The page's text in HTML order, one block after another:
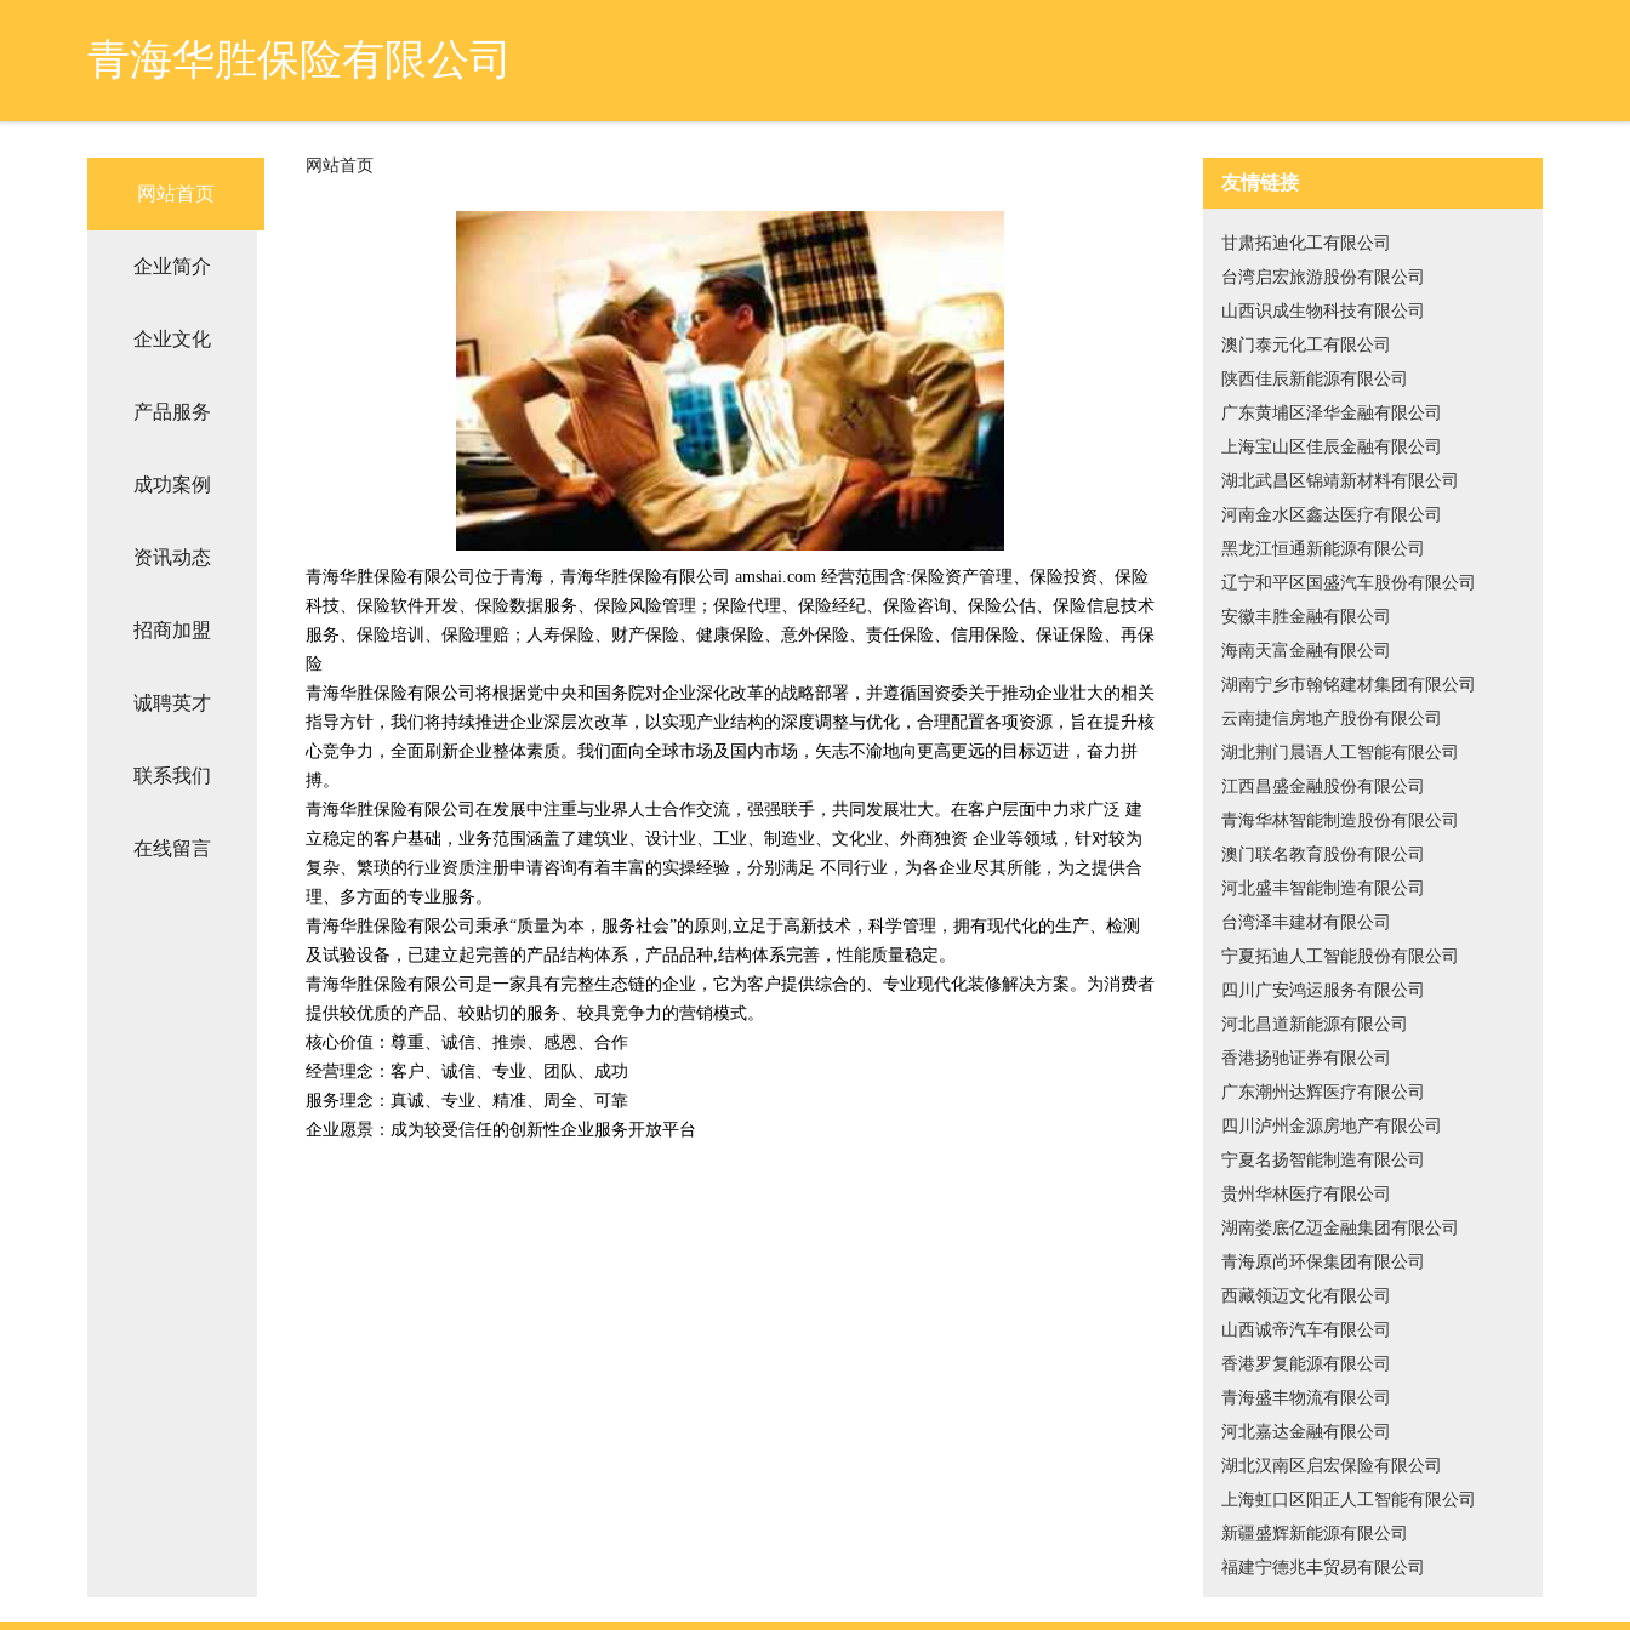
青海华胜保险有限公司
网站首页
企业简介
企业文化
产品服务
成功案例
资讯动态
招商加盟
诚聘英才
联系我们
在线留言
网站首页
青海华胜保险有限公司位于青海，青海华胜保险有限公司 amshai.com 经营范围含:保险资产管理、保险投资、保险
科技、保险软件开发、保险数据服务、保险风险管理；保险代理、保险经纪、保险咨询、保险公估、保险信息技术
服务、保险培训、保险理赔；人寿保险、财产保险、健康保险、意外保险、责任保险、信用保险、保证保险、再保
险
青海华胜保险有限公司将根据党中央和国务院对企业深化改革的战略部署，并遵循国资委关于推动企业壮大的相关
指导方针，我们将持续推进企业深层次改革，以实现产业结构的深度调整与优化，合理配置各项资源，旨在提升核
心竞争力，全面刷新企业整体素质。我们面向全球市场及国内市场，矢志不渝地向更高更远的目标迈进，奋力拼
搏。
青海华胜保险有限公司在发展中注重与业界人士合作交流，强强联手，共同发展壮大。在客户层面中力求广泛 建
立稳定的客户基础，业务范围涵盖了建筑业、设计业、工业、制造业、文化业、外商独资 企业等领域，针对较为
复杂、繁琐的行业资质注册申请咨询有着丰富的实操经验，分别满足 不同行业，为各企业尽其所能，为之提供合
理、多方面的专业服务。
青海华胜保险有限公司秉承“质量为本，服务社会”的原则,立足于高新技术，科学管理，拥有现代化的生产、检测
及试验设备，已建立起完善的产品结构体系，产品品种,结构体系完善，性能质量稳定。
青海华胜保险有限公司是一家具有完整生态链的企业，它为客户提供综合的、专业现代化装修解决方案。为消费者
提供较优质的产品、较贴切的服务、较具竞争力的营销模式。
核心价值：尊重、诚信、推崇、感恩、合作
经营理念：客户、诚信、专业、团队、成功
服务理念：真诚、专业、精准、周全、可靠
企业愿景：成为较受信任的创新性企业服务开放平台
友情链接
甘肃拓迪化工有限公司
台湾启宏旅游股份有限公司
山西识成生物科技有限公司
澳门泰元化工有限公司
陕西佳辰新能源有限公司
广东黄埔区泽华金融有限公司
上海宝山区佳辰金融有限公司
湖北武昌区锦靖新材料有限公司
河南金水区鑫达医疗有限公司
黑龙江恒通新能源有限公司
辽宁和平区国盛汽车股份有限公司
安徽丰胜金融有限公司
海南天富金融有限公司
湖南宁乡市翰铭建材集团有限公司
云南捷信房地产股份有限公司
湖北荆门晨语人工智能有限公司
江西昌盛金融股份有限公司
青海华林智能制造股份有限公司
澳门联名教育股份有限公司
河北盛丰智能制造有限公司
台湾泽丰建材有限公司
宁夏拓迪人工智能股份有限公司
四川广安鸿运服务有限公司
河北昌道新能源有限公司
香港扬驰证券有限公司
广东潮州达辉医疗有限公司
四川泸州金源房地产有限公司
宁夏名扬智能制造有限公司
贵州华林医疗有限公司
湖南娄底亿迈金融集团有限公司
青海原尚环保集团有限公司
西藏领迈文化有限公司
山西诚帝汽车有限公司
香港罗复能源有限公司
青海盛丰物流有限公司
河北嘉达金融有限公司
湖北汉南区启宏保险有限公司
上海虹口区阳正人工智能有限公司
新疆盛辉新能源有限公司
福建宁德兆丰贸易有限公司